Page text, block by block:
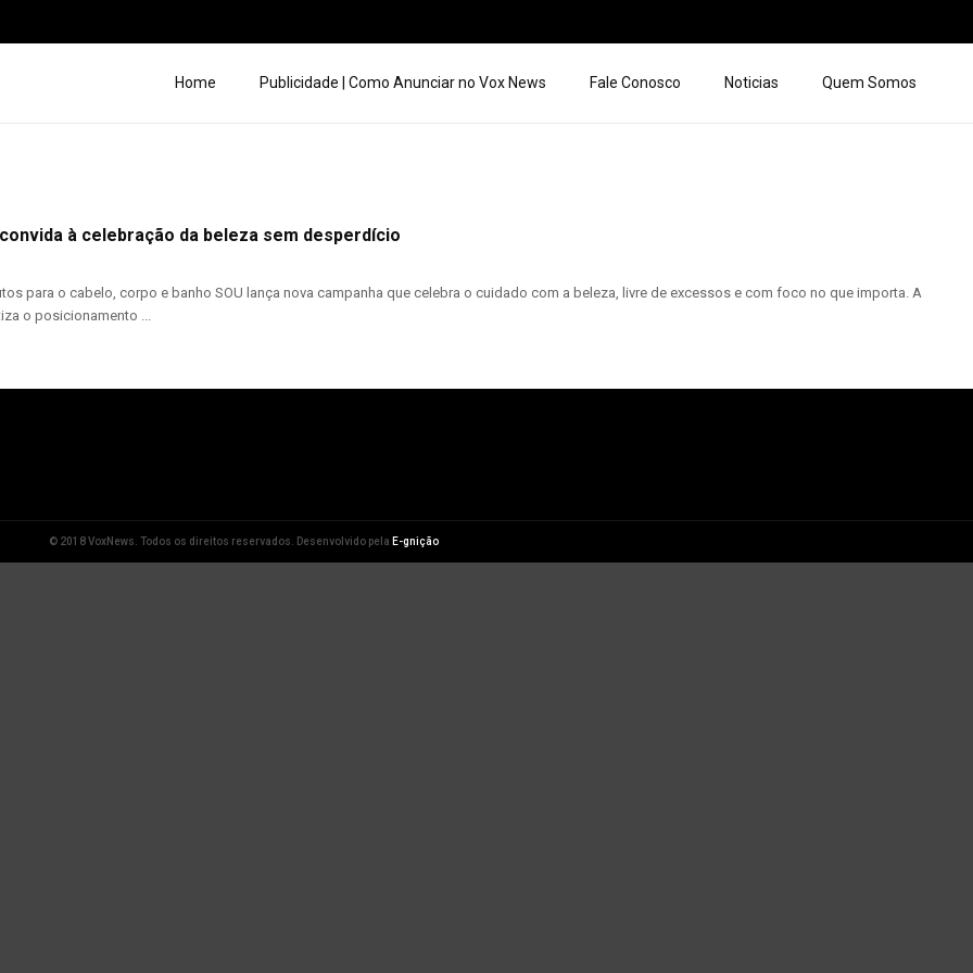
Home Publicidade | Como Anunciar no Vox News Fale Conosco Noticias Quem Somos
à celebração da beleza sem desperdício
para o cabelo, corpo e banho SOU lança nova campanha que celebra o cuidado com a beleza, livre de excessos e com foco no que importa. A
o posicionamento ...
© 2018 VoxNews. Todos os direitos reservados. Desenvolvido pela E-gnição